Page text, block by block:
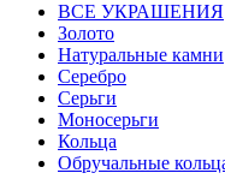
ВСЕ УКРАШЕНИЯ
Золото
Натуральные камни
Серебро
Серьги
Моносерьги
Кольца
Обручальные